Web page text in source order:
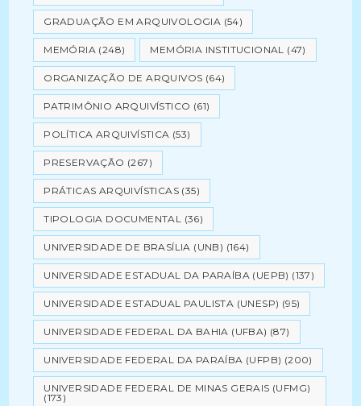
GRADUAÇÃO EM ARQUIVOLOGIA (54)
MEMÓRIA (248) MEMÓRIA INSTITUCIONAL (47)
ORGANIZAÇÃO DE ARQUIVOS (64)
PATRIMÔNIO ARQUIVÍSTICO (61)
POLÍTICA ARQUIVÍSTICA (53)
PRESERVAÇÃO (267)
PRÁTICAS ARQUIVÍSTICAS (35)
TIPOLOGIA DOCUMENTAL (36)
UNIVERSIDADE DE BRASÍLIA (UNB) (164)
UNIVERSIDADE ESTADUAL DA PARAÍBA (UEPB) (137)
UNIVERSIDADE ESTADUAL PAULISTA (UNESP) (95)
UNIVERSIDADE FEDERAL DA BAHIA (UFBA) (87)
UNIVERSIDADE FEDERAL DA PARAÍBA (UFPB) (200)
UNIVERSIDADE FEDERAL DE MINAS GERAIS (UFMG)
(173)